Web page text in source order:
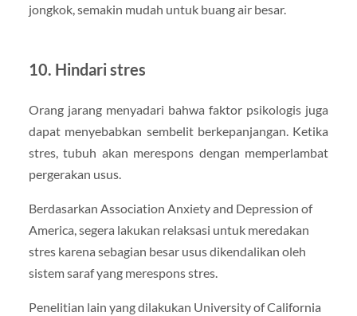
jongkok, semakin mudah untuk buang air besar.
10. Hindari stres
Orang jarang menyadari bahwa faktor psikologis juga
dapat menyebabkan sembelit berkepanjangan. Ketika
stres, tubuh akan merespons dengan memperlambat
pergerakan usus.
Berdasarkan Association Anxiety and Depression of
America, segera lakukan relaksasi untuk meredakan
stres karena sebagian besar usus dikendalikan oleh
sistem saraf yang merespons stres.
Penelitian lain yang dilakukan University of California